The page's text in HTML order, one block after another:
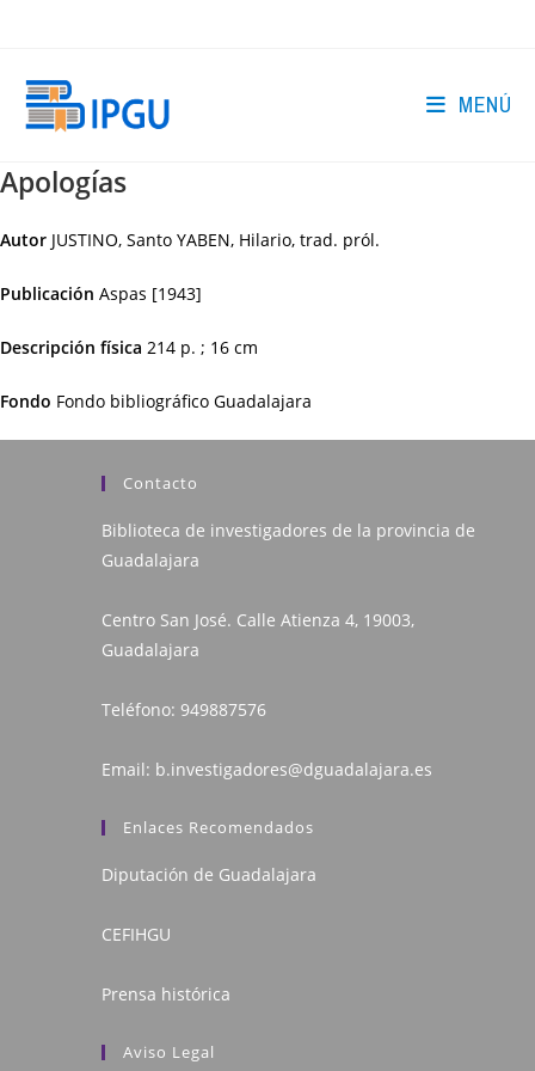
MENÚ
Apologías
Autor JUSTINO, Santo YABEN, Hilario, trad. pról.
Publicación Aspas [1943]
Descripción física 214 p. ; 16 cm
Fondo Fondo bibliográfico Guadalajara
Contacto
Biblioteca de investigadores de la provincia de
Guadalajara
Centro San José. Calle Atienza 4, 19003,
Guadalajara
Teléfono: 949887576
Email: b.investigadores@dguadalajara.es
Enlaces Recomendados
Diputación de Guadalajara
CEFIHGU
Prensa histórica
Aviso Legal